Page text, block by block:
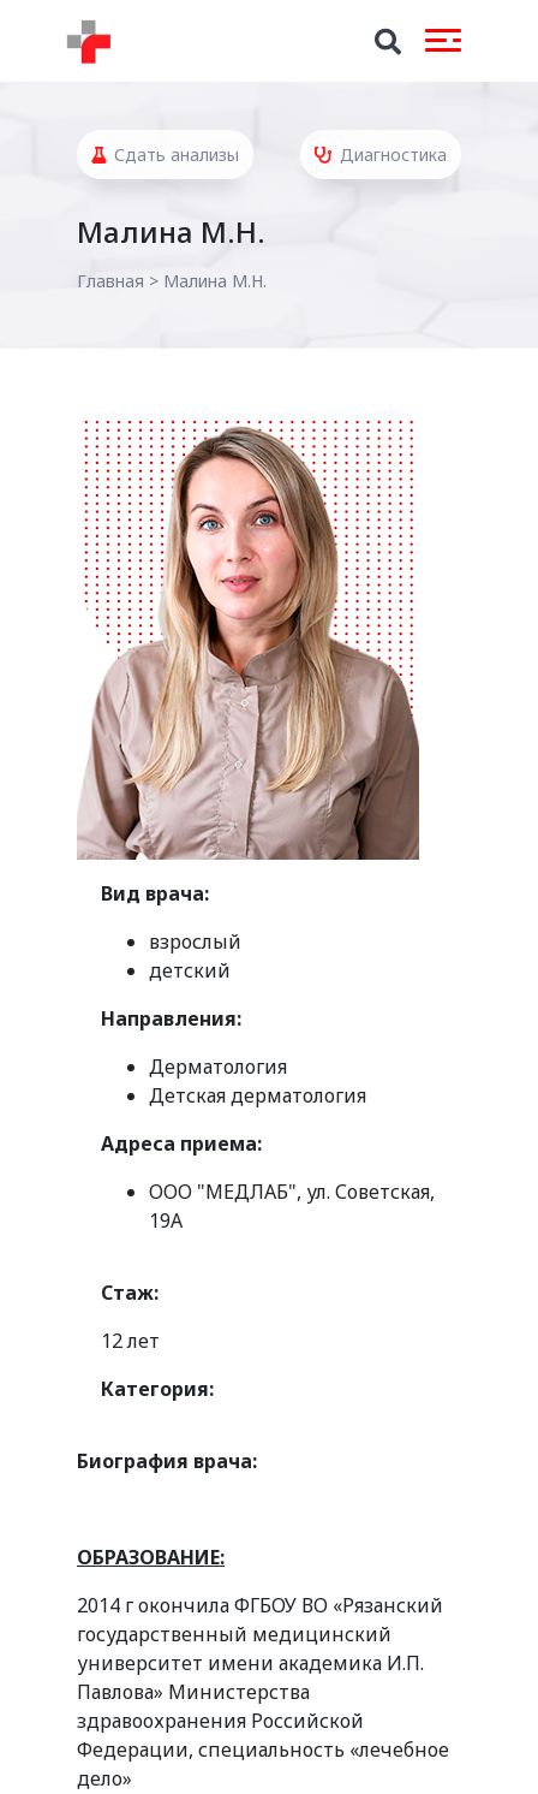
Сдать анализы Диагностика
Малина М.Н.
Главная > Малина М.Н.
Вид врача:
взрослый
детский
Направления:
Дерматология
Детская дерматология
Адреса приема:
ООО "МЕДЛАБ", ул. Советская,
19А
Стаж:
12 лет
Категория:
Биография врача:
ОБРАЗОВАНИЕ:
2014 г окончила ФГБОУ ВО «Рязанский
государственный медицинский
университет имени академика И.П.
Павлова» Министерства
здравоохранения Российской
Федерации, специальность «лечебное
дело»